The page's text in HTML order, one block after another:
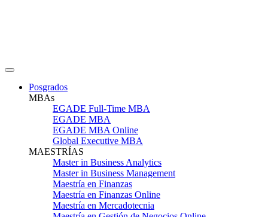
Posgrados
MBAs
EGADE Full-Time MBA
EGADE MBA
EGADE MBA Online
Global Executive MBA
MAESTRÍAS
Master in Business Analytics
Master in Business Management
Maestría en Finanzas
Maestría en Finanzas Online
Maestría en Mercadotecnia